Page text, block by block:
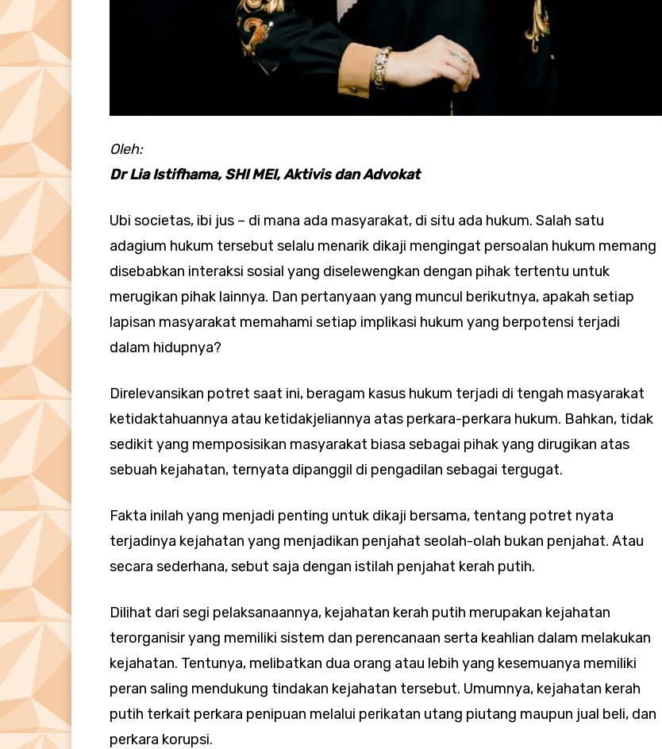
Oleh:
Dr Lia Istifhama, SHI MEI, Aktivis dan Advokat
Ubi societas, ibi jus – di mana ada masyarakat, di situ ada hukum. Salah satu
adagium hukum tersebut selalu menarik dikaji mengingat persoalan hukum memang
disebabkan interaksi sosial yang diselewengkan dengan pihak tertentu untuk
merugikan pihak lainnya. Dan pertanyaan yang muncul berikutnya, apakah setiap
lapisan masyarakat memahami setiap implikasi hukum yang berpotensi terjadi
dalam hidupnya?
Direlevansikan potret saat ini, beragam kasus hukum terjadi di tengah masyarakat
ketidaktahuannya atau ketidakjeliannya atas perkara-perkara hukum. Bahkan, tidak
sedikit yang memposisikan masyarakat biasa sebagai pihak yang dirugikan atas
sebuah kejahatan, ternyata dipanggil di pengadilan sebagai tergugat.
Fakta inilah yang menjadi penting untuk dikaji bersama, tentang potret nyata
terjadinya kejahatan yang menjadikan penjahat seolah-olah bukan penjahat. Atau
secara sederhana, sebut saja dengan istilah penjahat kerah putih.
Dilihat dari segi pelaksanaannya, kejahatan kerah putih merupakan kejahatan
terorganisir yang memiliki sistem dan perencanaan serta keahlian dalam melakukan
kejahatan. Tentunya, melibatkan dua orang atau lebih yang kesemuanya memiliki
peran saling mendukung tindakan kejahatan tersebut. Umumnya, kejahatan kerah
putih terkait perkara penipuan melalui perikatan utang piutang maupun jual beli, dan
perkara korupsi.